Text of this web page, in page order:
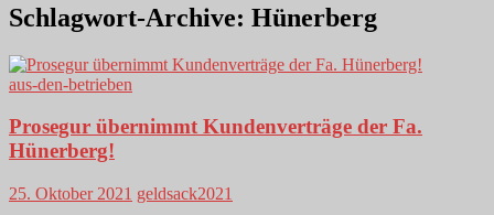
Schlagwort-Archive: Hünerberg
aus-den-betrieben
Prosegur übernimmt Kundenverträge der Fa.
Hünerberg!
25. Oktober 2021 geldsack2021